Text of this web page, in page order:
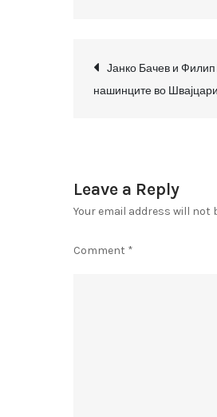
Post
Јанко Бачев и
нашинците во
Leave a Reply
Your email address will not
Comment *